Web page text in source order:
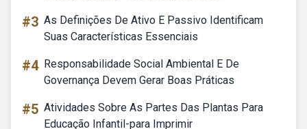
#3 As Definições De Ativo E Passivo Identificam
Suas Características Essenciais
#4 Responsabilidade Social Ambiental E De
Governança Devem Gerar Boas Práticas
#5 Atividades Sobre As Partes Das Plantas Para
Educação Infantil-para Imprimir